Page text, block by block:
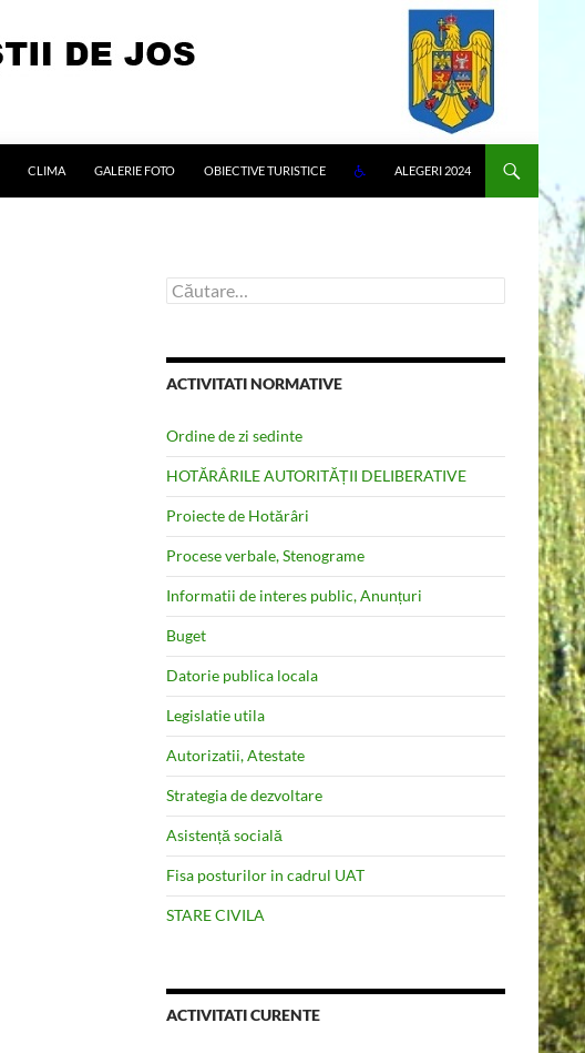
CLIMA GALERIE FOTO OBIECTIVE TURISTICE ALEGERI 2024
Caută
după:
ACTIVITATI NORMATIVE
Ordine de zi sedinte
HOTĂRÂRILE AUTORITĂȚII DELIBERATIVE
Proiecte de Hotărâri
Procese verbale, Stenograme
Informatii de interes public, Anunțuri
Buget
Datorie publica locala
Legislatie utila
Autorizatii, Atestate
Strategia de dezvoltare
Asistență socială
Fisa posturilor in cadrul UAT
STARE CIVILA
ACTIVITATI CURENTE